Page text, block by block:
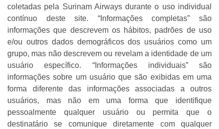
coletadas pela Surinam Airways durante o uso individual
contínuo deste site. “Informações completas” são
informações que descrevem os hábitos, padrões de uso
e/ou outros dados demográficos dos usuários como um
grupo, mas não descrevem ou revelam a identidade de um
usuário específico. “Informações individuais” são
informações sobre um usuário que são exibidas em uma
forma diferente das informações associadas a outros
usuários, mas não em uma forma que identifique
pessoalmente qualquer usuário ou permita que o
destinatário se comunique diretamente com qualquer